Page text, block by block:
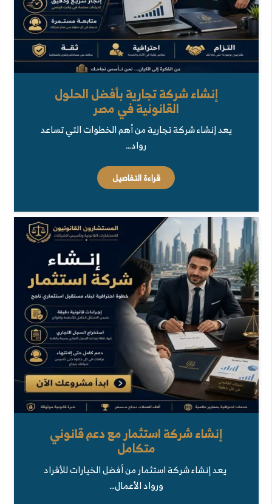
إنشاء شركة تجارية بأفضل الحلول
القانونية في مصر
يعد إنشاء شركة تجارية من أهم الخطوات التي تساعد
رواد…
قراءة التفاصيل
إنشاء شركة استثمار مع دعم قانوني
متكامل
يعد إنشاء شركة استثمار من أفضل الخيارات للأفراد
ورواد الأعمال…